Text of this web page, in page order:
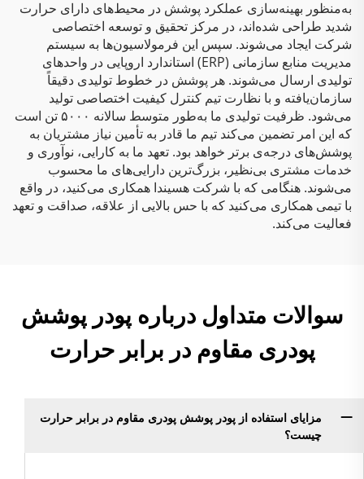
به‌منظور بهینه‌سازی عملکرد پوشش در محیط‌های دارای حرارت
شدید طراحی شده‌اند، در مرکز تحقیق و توسعه اختصاصی
شرکت ایجاد می‌شوند. سپس این فرمولاسیون‌ها به سیستم
مدیریت منابع سازمانی (ERP) استاندارد اروپایی در واحد‌های
تولیدی ارسال می‌شوند. هر پوشش در خطوط تولیدی دقیقاً
سازمان‌یافته و با نظارت تیم کنترل کیفیت اختصاصی تولید
می‌شود. ظرفیت تولیدی ما به‌طور متوسط سالانه ۵۰۰۰ تن است
که این امر تضمین می‌کند تیم ما قادر به تأمین نیاز مشتریان به
پوشش‌های درجه‌ی برتر خواهد بود. تعهد ما به کارایی، نوآوری و
خدمات مشتری بی‌نظیر، بزرگ‌ترین دارایی‌های ما محسوب
می‌شوند. هنگامی که با شرکت هسیندا همکاری می‌کنید، در واقع
با تیمی همکاری می‌کنید که با حس بالایی از علاقه، صداقت و تعهد
فعالیت می‌کند.
سوالات متداول درباره پودر پوشش
پودری مقاوم در برابر حرارت
مزایای استفاده از پودر پوشش پودری مقاوم در برابر حرارت
چیست؟